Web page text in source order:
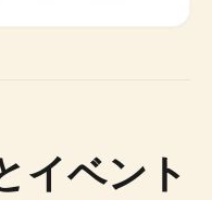
イベント